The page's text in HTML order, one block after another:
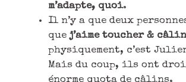
m’adapte, quoi.
Il n’y a que deux
quej’aime toucher &
physiquement, c’est
Mais du coup, ils ont
énorme quota de câlins.